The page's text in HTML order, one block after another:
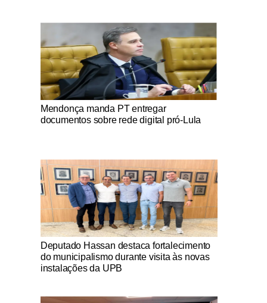
Notícias Católicas
Mendonça manda PT entregar
documentos sobre rede digital pró-Lula
Notícias Católicas
Deputado Hassan destaca fortalecimento
do municipalismo durante visita às novas
instalações da UPB